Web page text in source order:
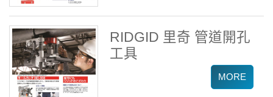
RIDGID 里奇 管道開孔
工具